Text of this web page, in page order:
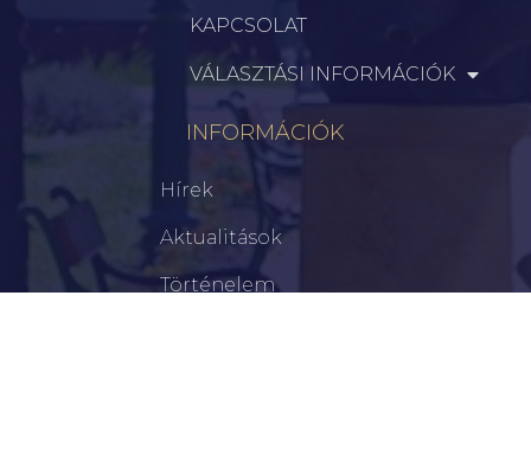
KAPCSOLAT
VÁLASZTÁSI INFORMÁCIÓK
INFORMÁCIÓK
Hírek
Aktualitások
Történelem